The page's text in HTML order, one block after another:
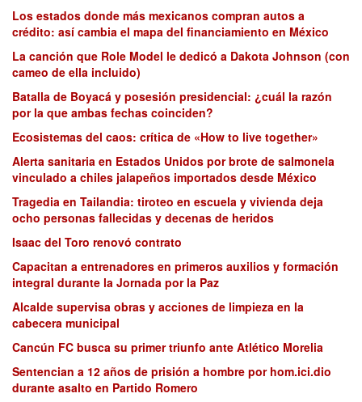
Los estados donde más mexicanos compran autos a
crédito: así cambia el mapa del financiamiento en México
La canción que Role Model le dedicó a Dakota Johnson (con
cameo de ella incluido)
Batalla de Boyacá y posesión presidencial: ¿cuál la razón
por la que ambas fechas coinciden?
Ecosistemas del caos: crítica de «How to live together»
Alerta sanitaria en Estados Unidos por brote de salmonela
vinculado a chiles jalapeños importados desde México
Tragedia en Tailandia: tiroteo en escuela y vivienda deja
ocho personas fallecidas y decenas de heridos
Isaac del Toro renovó contrato
Capacitan a entrenadores en primeros auxilios y formación
integral durante la Jornada por la Paz
Alcalde supervisa obras y acciones de limpieza en la
cabecera municipal
Cancún FC busca su primer triunfo ante Atlético Morelia
Sentencian a 12 años de prisión a hombre por hom.ici.dio
durante asalto en Partido Romero